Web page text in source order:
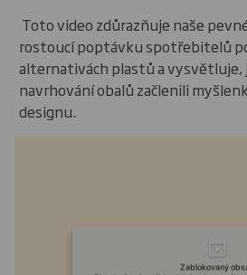
Toto video zdůrazňuje naše
rostoucí poptávku spotřebitelů
alternativách plastů a vysvětluje,
navrhování obalů začlenili
designu.
Zablokovaný